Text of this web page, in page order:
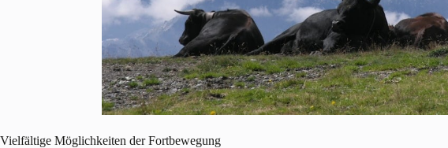
Vielfältige Möglichkeiten der Fortbewegung